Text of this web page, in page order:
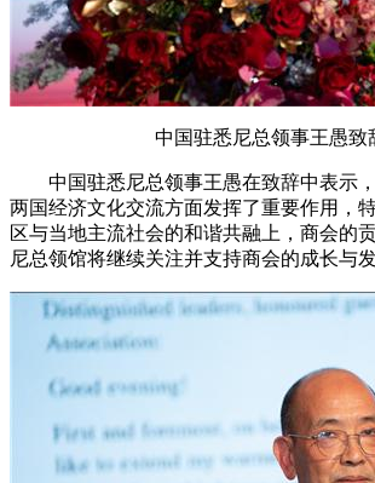
中国驻悉尼总领事王愚致
中国驻悉尼总领事王愚在致辞中表示
两国经济文化交流方面发挥了重要作用，
区与当地主流社会的和谐共融上，商会的
尼总领馆将继续关注并支持商会的成长与发